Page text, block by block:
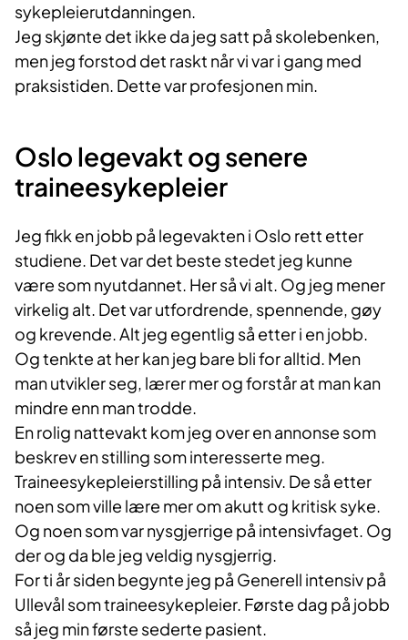
sykepleierutdanningen.
Jeg skjønte det ikke da jeg satt på skolebenken,
men jeg forstod det raskt når vi var i gang med
praksistiden. Dette var profesjonen min.
Oslo legevakt og senere
traineesykepleier
Jeg fikk en jobb på legevakten i Oslo rett etter
studiene. Det var det beste stedet jeg kunne
være som nyutdannet. Her så vi alt. Og jeg mener
virkelig alt. Det var utfordrende, spennende, gøy
og krevende. Alt jeg egentlig så etter i en jobb.
Og tenkte at her kan jeg bare bli for alltid. Men
man utvikler seg, lærer mer og forstår at man kan
mindre enn man trodde.
En rolig nattevakt kom jeg over en annonse som
beskrev en stilling som interesserte meg.
Traineesykepleierstilling på intensiv. De så etter
noen som ville lære mer om akutt og kritisk syke.
Og noen som var nysgjerrige på intensivfaget. Og
der og da ble jeg veldig nysgjerrig.
For ti år siden begynte jeg på Generell intensiv på
Ullevål som traineesykepleier. Første dag på jobb
så jeg min første sederte pasient.